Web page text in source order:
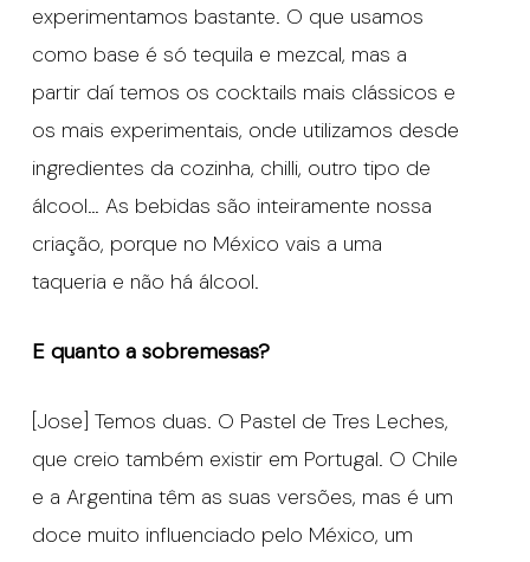
experimentamos bastante. O que usamos
como base é só tequila e mezcal, mas a
partir daí temos os cocktails mais clássicos e
os mais experimentais, onde utilizamos desde
ingredientes da cozinha, chilli, outro tipo de
álcool… As bebidas são inteiramente nossa
criação, porque no México vais a uma
taqueria e não há álcool.
E quanto a sobremesas?
[Jose] Temos duas. O Pastel de Tres Leches,
que creio também existir em Portugal. O Chile
e a Argentina têm as suas versões, mas é um
doce muito influenciado pelo México, um